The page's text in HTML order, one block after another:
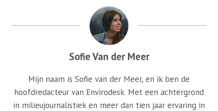
Sofie Van der Meer
Mijn naam is Sofie van der Meer, en ik ben de
hoofdredacteur van Envirodesk. Met een achtergrond
in milieujournalistiek en meer dan tien jaar ervaring in